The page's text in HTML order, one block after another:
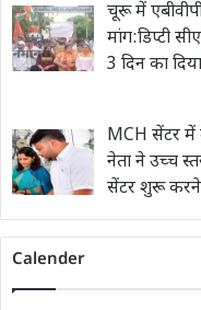
चूरू में
मांग:डिप्टी
3 दिन का
MCH सेंटर में
नेता ने उच्च
सेंटर शुरू करने
Calender